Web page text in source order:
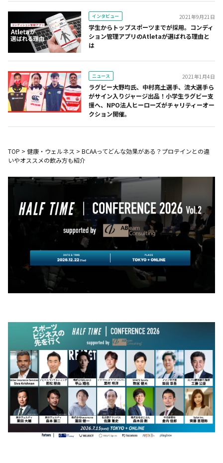
インタビュー 2021年9月21日
学生からトップスポーツまでが採用。コンディ
ション管理アプリのAtletaが選ばれる理由と
は
ニュース 2021年1月4日
ラグビー大野均氏、中村亮土選手、流大選手ら
がサイン入りジャージ出品！小学生ラグビー支
援へ、NPO法人ヒーローズがチャリティーオー
クション開催。
TOP > 健康・ウェルネス > BCAAってどんな効果がある？プロテインとの違
いやオススメの飲み方も紹介